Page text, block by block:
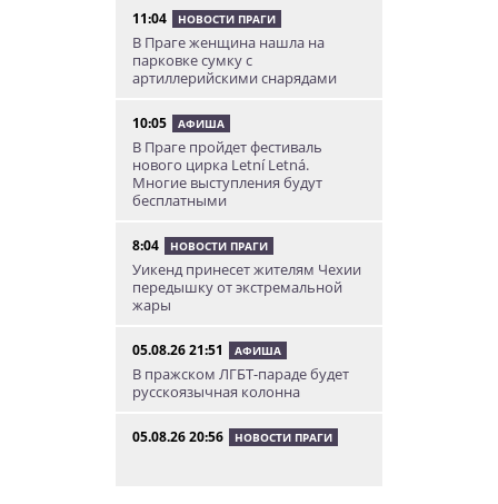
11:04 НОВОСТИ ПРАГИ
В Праге женщина нашла на
парковке сумку с
артиллерийскими снарядами
10:05 АФИША
В Праге пройдет фестиваль
нового цирка Letní Letná.
Многие выступления будут
бесплатными
8:04 НОВОСТИ ПРАГИ
Уикенд принесет жителям Чехии
передышку от экстремальной
жары
05.08.26 21:51 АФИША
В пражском ЛГБТ-параде будет
русскоязычная колонна
05.08.26 20:56 НОВОСТИ ПРАГИ